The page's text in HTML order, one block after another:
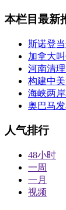
本栏目最新
斯诺登
加拿大
河南清
构建中
海峡两
奥巴马
人气排行
48小时
一周
一月
视频